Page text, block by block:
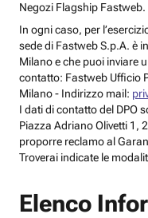
Negozi Flagship Fastweb.
In ogni caso, per
sede di Fastweb S.p.A. è
Milano e che puoi inviare
contatto: Fastweb Ufficio
Milano - Indirizzo mail:
I dati di contatto del DPO
Piazza Adriano Olivetti 1,
proporre reclamo al
Troverai indicate le
Elenco